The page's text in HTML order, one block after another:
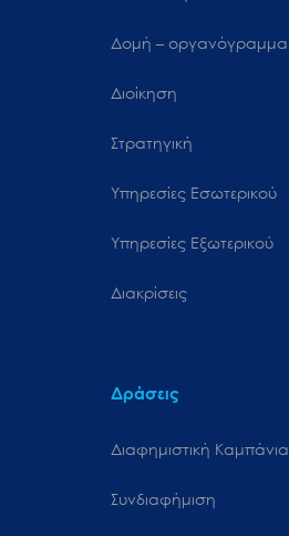
Δομή – οργανόγραμμα
Διοίκηση
Στρατηγική
Υπηρεσίες Εσωτερικού
Υπηρεσίες Εξωτερικού
Διακρίσεις
Δράσεις
Διαφημιστική Καμπάνια
Συνδιαφήμιση